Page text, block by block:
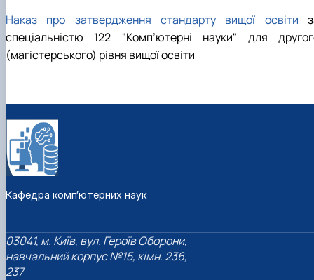
Наказ про затвердження стандарту вищої освіти
спеціальністю 122 "Комп’ютерні науки" для
(магістерського) рівня вищої освіти
Кафедра комп’ютерних наук
03041, м. Київ, вул. Героїв Оборони,
навчальний корпус №15, кімн. 236,
237